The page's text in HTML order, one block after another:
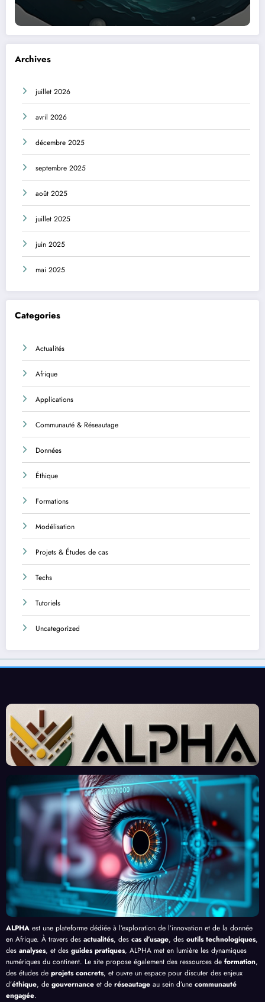
Archives
juillet 2026
avril 2026
décembre 2025
septembre 2025
août 2025
juillet 2025
juin 2025
mai 2025
Categories
Actualités
Afrique
Applications
Communauté & Réseautage
Données
Éthique
Formations
Modélisation
Projets & Études de cas
Techs
Tutoriels
Uncategorized
ALPHA est une plateforme dédiée à l’exploration de l’innovation et de la donnée
en Afrique. À travers des actualités, des cas d’usage, des outils technologiques,
des analyses, et des guides pratiques, ALPHA met en lumière les dynamiques
numériques du continent. Le site propose également des ressources de formation,
des études de projets concrets, et ouvre un espace pour discuter des enjeux
d’éthique, de gouvernance et de réseautage au sein d’une communauté
engagée.